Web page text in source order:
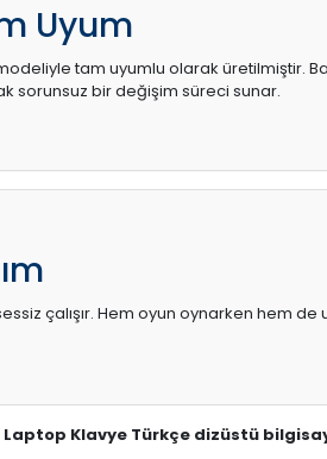
Uyum
tam uyumlu olarak üretilmiştir.
sorunsuz bir değişim süreci sunar.
çalışır. Hem oyun oynarken hem
Laptop Klavye Türkçe dizüstü